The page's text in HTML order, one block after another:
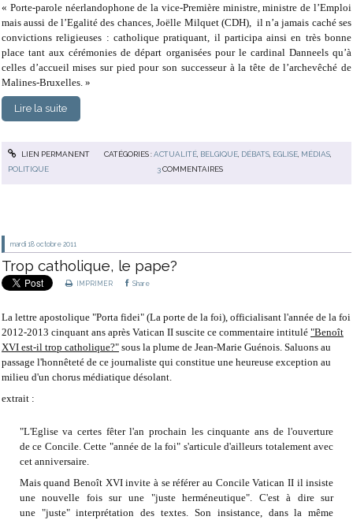
« Porte-parole néerlandophone de la vice-Première ministre, ministre de l’Emploi
mais aussi de l’Egalité des chances, Joëlle Milquet (CDH), il n’a jamais caché ses
convictions religieuses : catholique pratiquant, il participa ainsi en très bonne
place tant aux cérémonies de départ organisées pour le cardinal Danneels qu’à
celles d’accueil mises sur pied pour son successeur à la tête de l’archevêché de
Malines-Bruxelles. »
Lire la suite
LIEN PERMANENT CATÉGORIES :ACTUALITÉ, BELGIQUE, DÉBATS, EGLISE, MÉDIAS,
POLITIQUE
3 COMMENTAIRES
mardi 18 octobre 2011
Trop catholique, le pape?
IMPRIMER Share
La lettre apostolique "Porta fidei" (La porte de la foi), officialisant l'année de la foi
2012-2013 cinquant ans après Vatican II suscite ce commentaire intitulé "Benoît
XVI est-il trop catholique?" sous la plume de Jean-Marie Guénois. Saluons au
passage l'honnêteté de ce journaliste qui constitue une heureuse exception au
milieu d'un chorus médiatique désolant.
extrait :
"L'Eglise va certes fêter l'an prochain les cinquante ans de l'ouverture
de ce Concile. Cette "année de la foi" s'articule d'ailleurs totalement avec
cet anniversaire.
Mais quand Benoît XVI invite à se référer au Concile Vatican II il insiste
une nouvelle fois sur une "juste herméneutique". C'est à dire sur
une "juste" interprétation des textes. Son insistance, dans la même